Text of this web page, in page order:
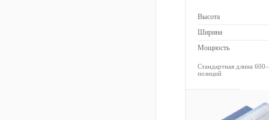
Высота
Ширина
Мощность
Стандартная длина
позиций